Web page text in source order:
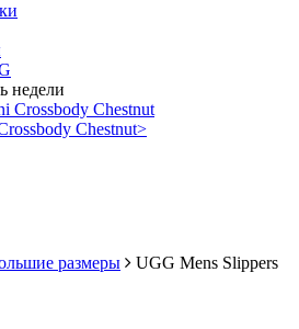
недели
Chestnut>
размеры
UGG Mens Slippers